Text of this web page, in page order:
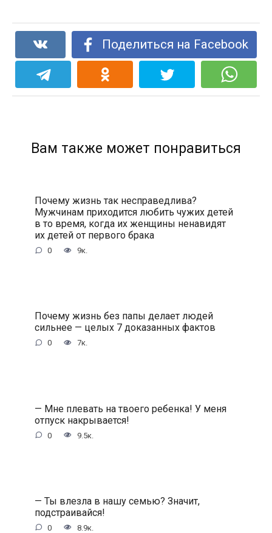
Поделиться на Facebook
Вам также может понравиться
Почему жизнь так несправедлива?
Мужчинам приходится любить чужих детей
в то время, когда их женщины ненавидят
их детей от первого брака
0 9к.
Почему жизнь без папы делает людей
сильнее — целых 7 доказанных фактов
0 7к.
— Мне плевать на твоего ребенка! У меня
отпуск накрывается!
0 9.5к.
— Ты влезла в нашу семью? Значит,
подстраивайся!
0 8.9к.